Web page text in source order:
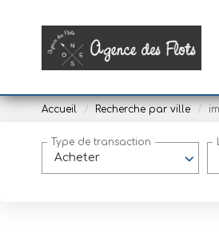
Accueil Recherche par ville
Acheter
Type de transaction